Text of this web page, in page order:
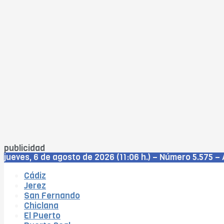
publicidad
jueves, 6 de agosto de 2026 (11:06 h.) – Número 5.575 –
Cádiz
Jerez
San Fernando
Chiclana
El Puerto